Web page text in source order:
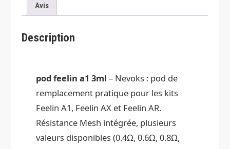
Avis
Description
pod feelin a1 3ml – Nevoks : pod de
remplacement pratique pour les kits
Feelin A1, Feelin AX et Feelin AR.
Résistance Mesh intégrée, plusieurs
valeurs disponibles (0.4Ω, 0.6Ω, 0.8Ω,